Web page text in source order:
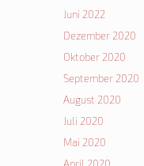
Juni 2022
Dezember 2020
Oktober 2020
September 2020
August 2020
Juli 2020
Mai 2020
April 2020